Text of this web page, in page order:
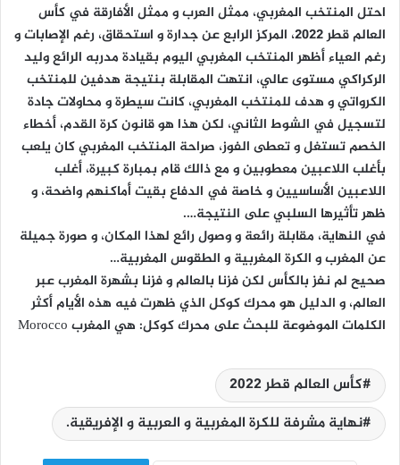
احتل المنتخب المغربي، ممثل العرب و ممثل الأفارقة في كأس
العالم قطر 2022، المركز الرابع عن جدارة و استحقاق، رغم الإصابات و
رغم العياء أظهر المنتخب المغربي اليوم بقيادة مدربه الرائع وليد
الركراكي مستوى عالي، انتهت المقابلة بنتيجة هدفين للمنتخب
الكرواتي و هدف للمنتخب المغربي، كانت سيطرة و محاولات جادة
لتسجيل في الشوط الثاني، لكن هذا هو قانون كرة القدم، أخطاء
الخصم تستغل و تعطى الفوز، صراحة المنتخب المغربي كان يلعب
بأغلب اللاعبين معطوبين و مع ذالك قام بمبارة كبيرة، أغلب
اللاعبين الأساسيين و خاصة في الدفاع بقيت أماكنهم واضحة، و
ظهر تأثيرها السلبي على النتيجة….
في النهاية، مقابلة رائعة و وصول رائع لهذا المكان، و صورة جميلة
عن المغرب و الكرة المغربية و الطقوس المغربية…
صحيح لم نفز بالكأس لكن فزنا بالعالم و فزنا بشهرة المغرب عبر
العالم، و الدليل هو محرك كوكل الذي ظهرت فيه هذه الأيام أكثر
الكلمات الموضوعة للبحث على محرك كوكل: هي المغرب Morocco
كأس العالم قطر 2022
نهاية مشرفة للكرة المغربية و العربية و الإفريقية.